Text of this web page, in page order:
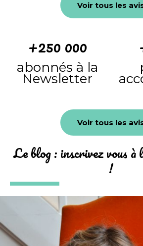
Voir tous les
+250 000
abonnés à la
Newsletter
Voir tous les
Le blog : inscrivez vous
!